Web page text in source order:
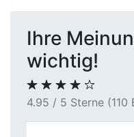
Ihre
wichtig!
4.95 / 5 Sterne (110